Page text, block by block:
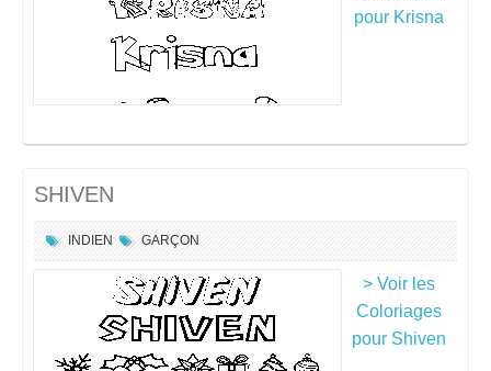
pour Krisna
SHIVEN
INDIEN GARÇON
> Voir les
Coloriages
pour Shiven